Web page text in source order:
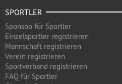
SPORTLER
Sponsoo für Sportler
Einzelsportler registrieren
Mannschaft registrieren
Verein registrieren
Sportverband registrieren
FAQ für Sportler